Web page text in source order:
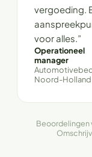
vergoeding.
voor alles.”
Operationeel
manager
Noord-Holland
Beoordelingen